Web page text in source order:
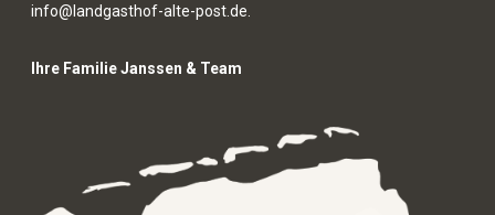
info@landgasthof-alte-post.de.
Ihre Familie Janssen & Team